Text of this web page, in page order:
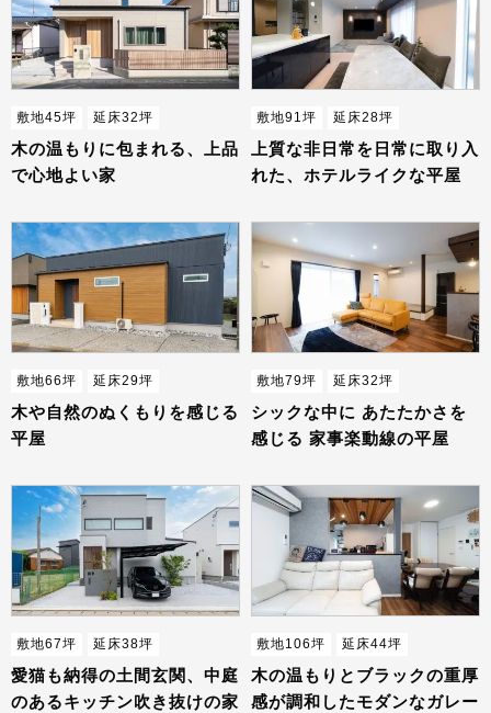
敷地45坪 延床32坪
木の温もりに包まれる、上品
で心地よい家
敷地91坪 延床28坪
上質な非日常を日常に取り入
れた、ホテルライクな平屋
敷地66坪 延床29坪
木や自然のぬくもりを感じる
平屋
敷地79坪 延床32坪
シックな中に あたたかさを
感じる 家事楽動線の平屋
敷地67坪 延床38坪
愛猫も納得の土間玄関、中庭
のあるキッチン吹き抜けの家
敷地106坪 延床44坪
木の温もりとブラックの重厚
感が調和したモダンなガレー